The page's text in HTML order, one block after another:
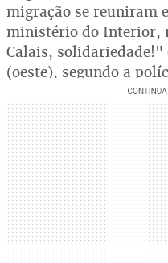
migração se reuniram
ministério do Interior,
Calais, solidariedade!"
(oeste), segundo a